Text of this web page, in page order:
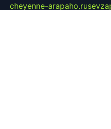
cheyenne-arapaho.ru